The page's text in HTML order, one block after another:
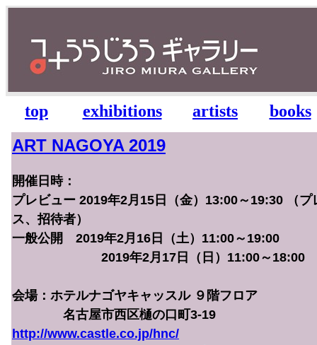
top exhibitions artists books
ART NAGOYA 2019
開催日時：
プレビュー 2019年2月15日（金）13:00～19:30 （プ
ス、招待者）
一般公開 2019年2月16日（土）11:00～19:00
2019年2月17日（日）11:00～18:00
会場：ホテルナゴヤキャッスル ９階フロア
名古屋市西区樋の口町3-19
http://www.castle.co.jp/hnc/